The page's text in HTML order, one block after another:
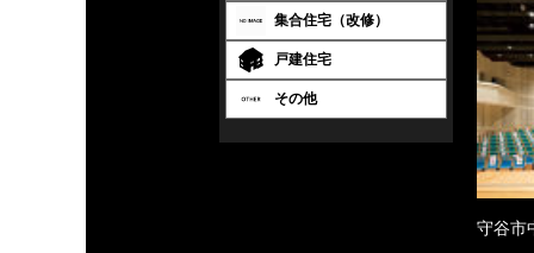
集合住宅（改修）
戸建住宅
その他
守谷市